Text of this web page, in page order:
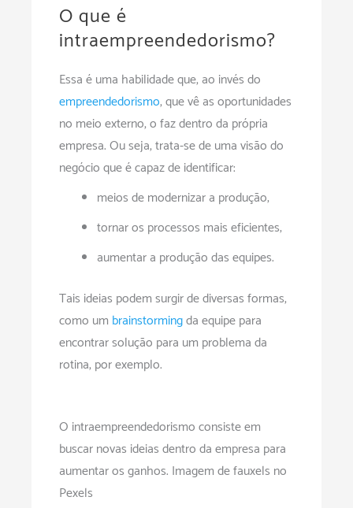
O que é
intraempreendedorismo?
Essa é uma habilidade que, ao invés do
empreendedorismo, que vê as oportunidades
no meio externo, o faz dentro da própria
empresa. Ou seja, trata-se de uma visão do
negócio que é capaz de identificar:
meios de modernizar a produção;
tornar os processos mais eficientes;
aumentar a produção das equipes.
Tais ideias podem surgir de diversas formas,
como um brainstormingda equipe para
encontrar solução para um problema da
rotina, por exemplo.
O intraempreendedorismo consiste em
buscar novas ideias dentro da empresa para
aumentar os ganhos. Imagem de fauxels no
Pexels